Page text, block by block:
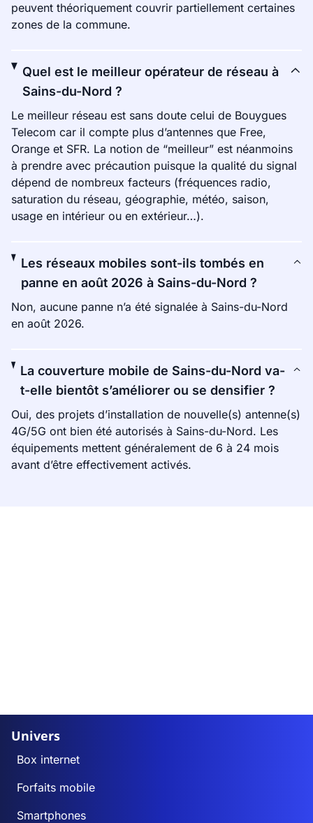
peuvent théoriquement couvrir partiellement certaines
zones de la commune.
Quel est le meilleur opérateur de réseau à
Sains-du-Nord ?
Le meilleur réseau est sans doute celui de Bouygues
Telecom car il compte plus d’antennes que Free,
Orange et SFR. La notion de “meilleur” est néanmoins
à prendre avec précaution puisque la qualité du signal
dépend de nombreux facteurs (fréquences radio,
saturation du réseau, géographie, météo, saison,
usage en intérieur ou en extérieur…).
Les réseaux mobiles sont-ils tombés en
panne en août 2026 à Sains-du-Nord ?
Non, aucune panne n’a été signalée à Sains-du-Nord
en août 2026.
La couverture mobile de Sains-du-Nord va-
t-elle bientôt s’améliorer ou se densifier ?
Oui, des projets d’installation de nouvelle(s) antenne(s)
4G/5G ont bien été autorisés à Sains-du-Nord. Les
équipements mettent généralement de 6 à 24 mois
avant d’être effectivement activés.
Univers
Box internet
Forfaits mobile
Smartphones